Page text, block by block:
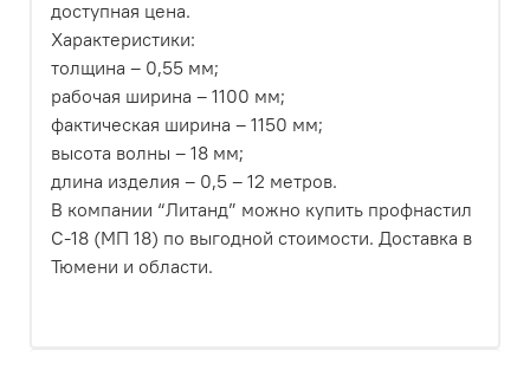
доступная цена.
Характеристики:
толщина – 0,55 мм;
рабочая ширина – 1100 мм;
фактическая ширина – 1150 мм;
высота волны – 18 мм;
длина изделия – 0,5 – 12 метров.
В компании “Литанд” можно купить профнастил
С-18 (МП 18) по выгодной стоимости. Доставка в
Тюмени и области.